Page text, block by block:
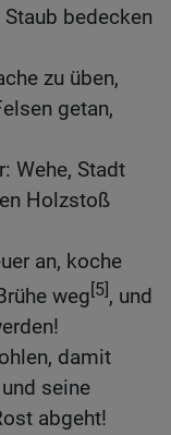
bedecken
zu üben,
getan,
Wehe, Stadt
Holzstoß
an, koche
weg[5], und
damit
seine
abgeht!